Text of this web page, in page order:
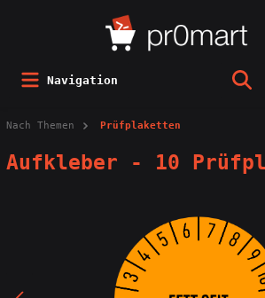
Navigation
Nach Themen Prüfplaketten
Aufkleber - 10